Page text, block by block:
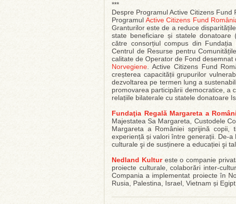
***
Despre Programul Active Citizens Fund
Programul Active Citizens Fund
Granturilor este de a reduce
state beneficiare și statele donatoare
către consorțiul compus din Fundația
Centrul de Resurse pentru
calitate de Operator de Fond
Norvegiene . Active Citizens Fund
creșterea capacității grupurilor
dezvoltarea pe termen lung a
promovarea participării democratice, a
relațiile bilaterale cu statele donatoare
Fundaţia Regală Margareta a
Majestatea Sa Margareta, Custodele
Margareta a României sprijină copii,
experiență și valori între generații. De-
culturale şi de susținere a educației şi
Nedland Kultureste o companie
proiecte culturale, colaborări inter-
Compania a implementat proiecte în
Rusia, Palestina, Israel, Vietnam și